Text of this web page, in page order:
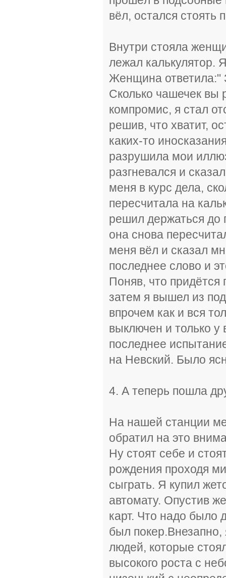
вёл, остался стоять
Внутри стояла
лежал калькулятор.
Женщина ответила:"
Сколько чашечек вы
компромис, я стал
решив, что хватит,
каких-то
разрушила мои
разгневался и
меня в курс дела,
пересчитала на
решил держаться до
она снова
меня вёл и сказал
последнее слово и
Поняв, что придётся
затем я вышел из
впрочем как и вся
выключен и только
последнее
на Невский. Было
4. А теперь пошла
На нашей станции
обратил на это
Ну стоят себе и
рождения проходя
сыграть. Я купил
автомату. Опустив
карт. Что надо было
был покер.Внезапно,
людей, которые
высокого роста с